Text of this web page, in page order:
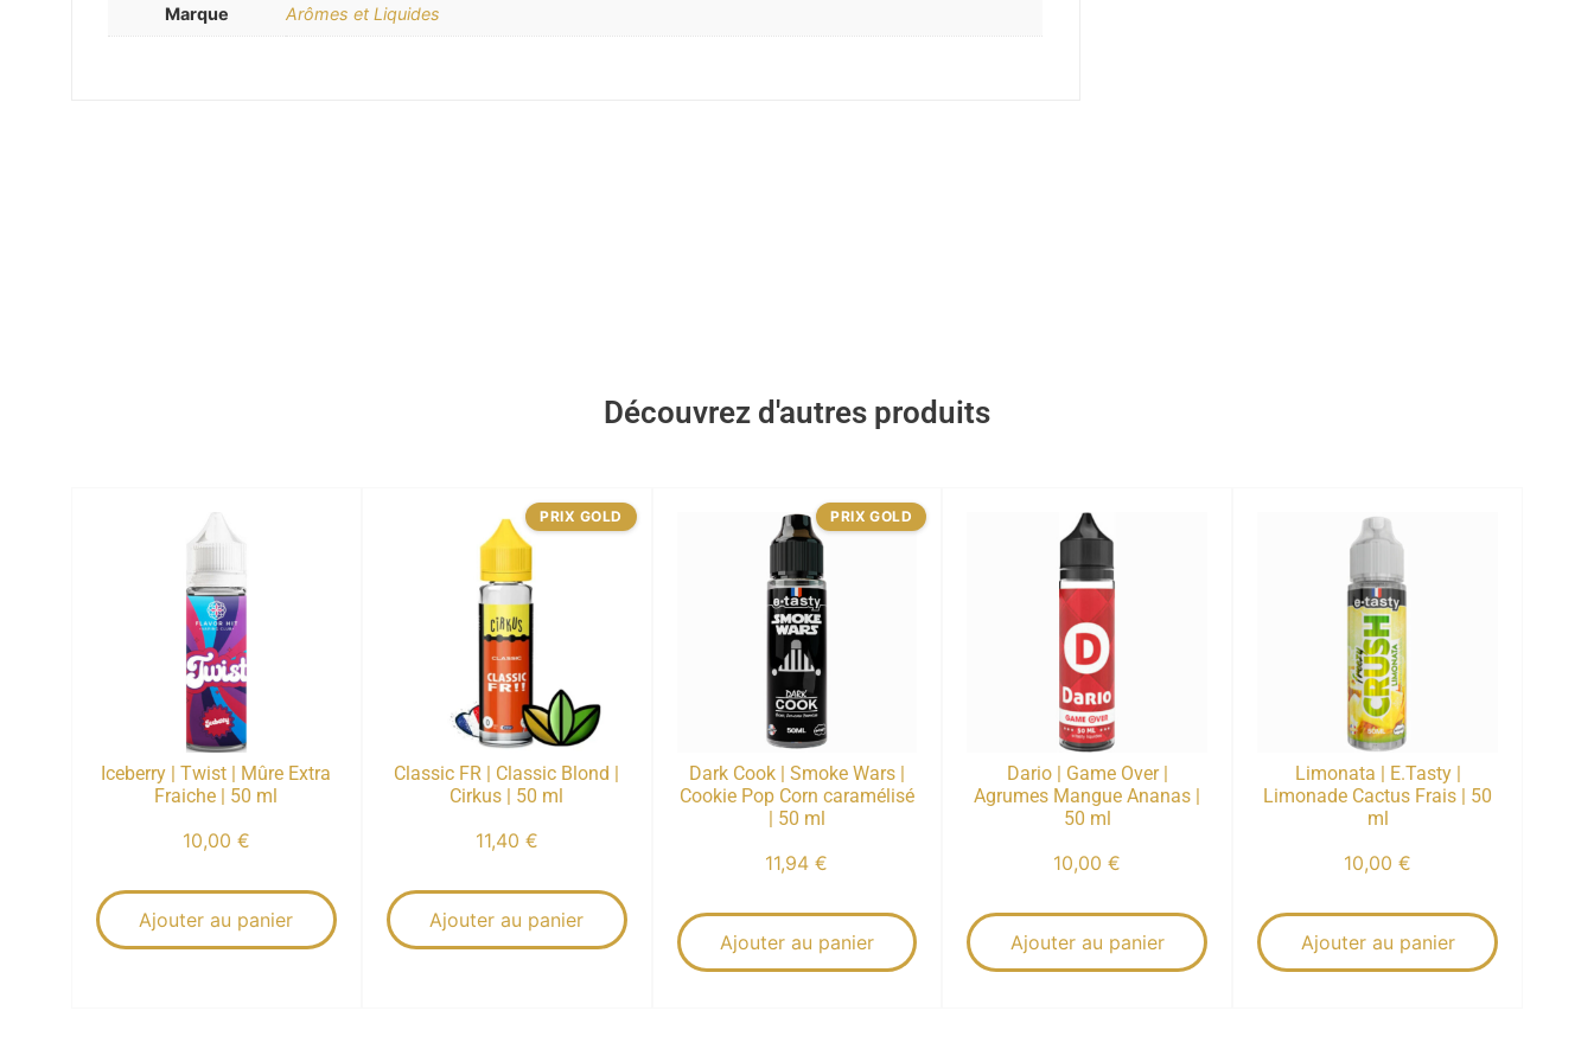
Marque Arômes et Liquides
Découvrez d'autres produits
Iceberry | Twist | Mûre Extra
Fraiche | 50 ml
10,00 €
Ajouter au panier
Classic FR | Classic Blond |
Cirkus | 50 ml
11,40 €
Ajouter au panier
PRIX GOLD
Dark Cook | Smoke Wars |
Cookie Pop Corn caramélisé
| 50 ml
11,94€
Ajouter au panier
PRIX GOLD
Dario | Game Over |
Agrumes Mangue Ananas |
50 ml
10,00€
Ajouter au panier
Limonata | E.Tasty |
Limonade Cactus Frais | 50
ml
10,00€
Ajouter au panier